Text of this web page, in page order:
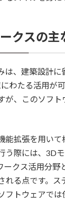
クスの主
は、建築設計
わたる活用が
が、このソフ
能拡張を用い
う際には、3D
ークス活用分
れる点です。
フトウェアでは